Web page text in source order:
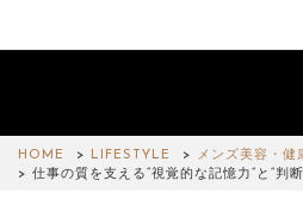
HOME LIFESTYLE
メンズ美容・健
仕事の質を支える“視覚的な記憶力”と“判断